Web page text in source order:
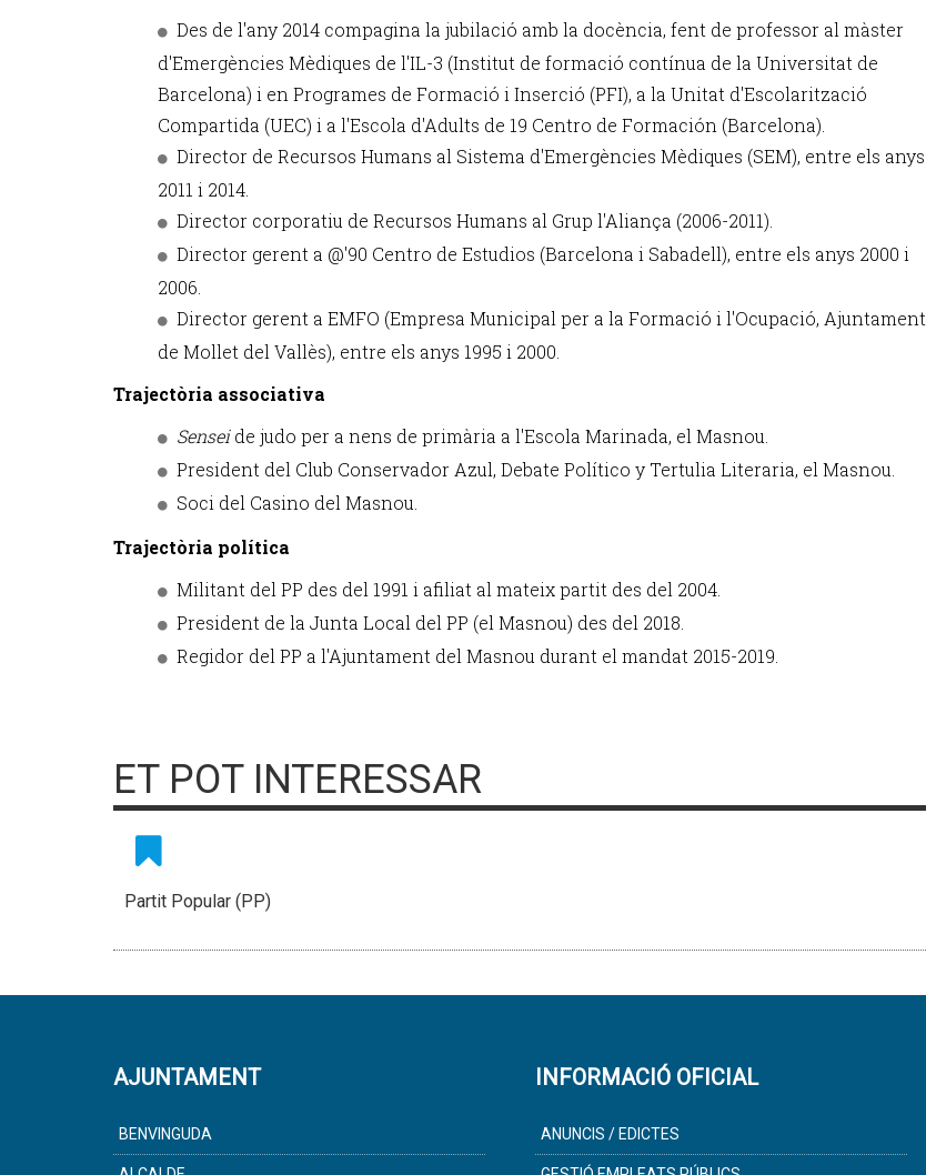
Des de l'any 2014 compagina la jubilació amb la docència, fent de professor al màster
d'Emergències Mèdiques de l'IL-3 (Institut de formació contínua de la Universitat de
Barcelona) i en Programes de Formació i Inserció (PFI), a la Unitat d'Escolarització
Compartida (UEC) i a l'Escola d'Adults de 19 Centro de Formación (Barcelona).
Director de Recursos Humans al Sistema d'Emergències Mèdiques (SEM), entre els anys
2011 i 2014.
Director corporatiu de Recursos Humans al Grup l'Aliança (2006-2011).
Director gerent a @'90 Centro de Estudios (Barcelona i Sabadell), entre els anys 2000 i
2006.
Director gerent a EMFO (Empresa Municipal per a la Formació i l'Ocupació, Ajuntament
de Mollet del Vallès), entre els anys 1995 i 2000.
Trajectòria associativa
Senseide judo per a nens de primària a l'Escola Marinada, el Masnou.
President del Club Conservador Azul, Debate Político y Tertulia Literaria, el Masnou.
Soci del Casino del Masnou.
Trajectòria política
Militant del PP des del 1991 i afiliat al mateix partit des del 2004.
President de la Junta Local del PP (el Masnou) des del 2018.
Regidor del PP a l'Ajuntament del Masnou durant el mandat 2015-2019.
ET POT INTERESSAR
Partit Popular (PP)
AJUNTAMENT
BENVINGUDA
INFORMACIÓ OFICIAL
ANUNCIS / EDICTES